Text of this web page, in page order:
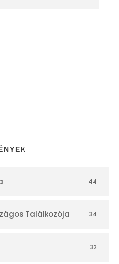
44
Találkozója 34
32